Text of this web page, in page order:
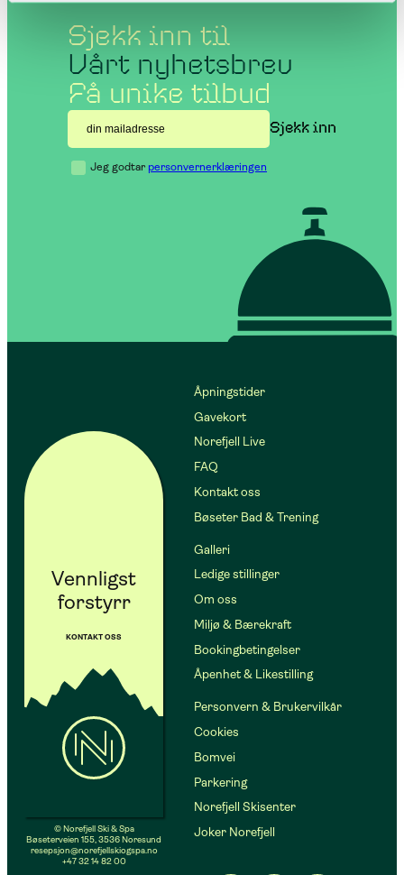
Sjekk inn til
Vårt nyhetsbrev
Få unike tilbud
Jeg godtar personvernerklæringen
Vennligst
forstyrr
KONTAKT OSS
© Norefjell Ski & Spa
Bøseterveien 155, 3536 Noresund
resepsjon@norefjellskiogspa.no
+47 32 14 82 00
Åpningstider
Gavekort
Norefjell Live
FAQ
Kontakt oss
Bøseter Bad & Trening
Galleri
Ledige stillinger
Om oss
Miljø & Bærekraft
Bookingbetingelser
Åpenhet & Likestilling
Personvern & Brukervilkår
Cookies
Bomvei
Parkering
Norefjell Skisenter
Joker Norefjell